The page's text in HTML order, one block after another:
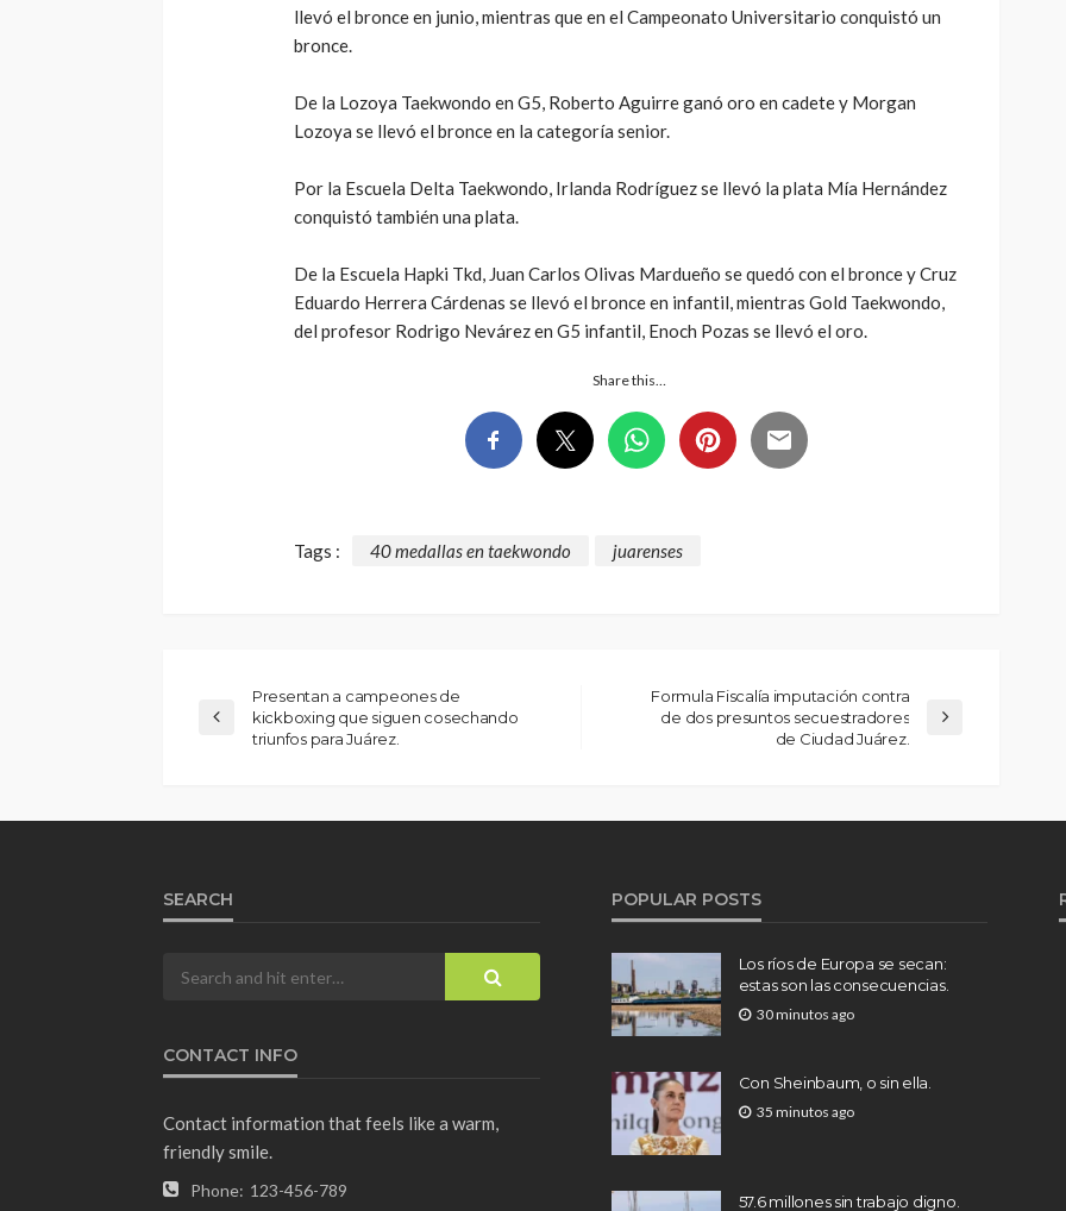
llevó el bronce en junio, mientras que en el Campeonato Universitario conquistó un
bronce.
De la Lozoya Taekwondo en G5, Roberto Aguirre ganó oro en cadete y Morgan
Lozoya se llevó el bronce en la categoría senior.
Por la Escuela Delta Taekwondo, Irlanda Rodríguez se llevó la plata Mía Hernández
conquistó también una plata.
De la Escuela Hapki Tkd, Juan Carlos Olivas Mardueño se quedó con el bronce y Cruz
Eduardo Herrera Cárdenas se llevó el bronce en infantil, mientras Gold Taekwondo,
del profesor Rodrigo Nevárez en G5 infantil, Enoch Pozas se llevó el oro.
Share this…
Tags : 40 medallas en taekwondo juarenses
Presentan a campeones de
kickboxing que siguen cosechando
triunfos para Juárez.
Formula Fiscalía imputación contra
de dos presuntos secuestradores
de Ciudad Juárez.
SEARCH
CONTACT INFO
Contact information that feels like a warm,
friendly smile.
Phone: 123-456-789
POPULAR POSTS
Los ríos de Europa se secan:
estas son las consecuencias.
30 minutos ago
Con Sheinbaum, o sin ella.
35 minutos ago
57.6 millones sin trabajo digno.